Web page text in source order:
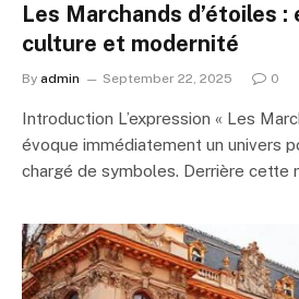
Les Marchands d’étoiles
culture et modernité
By admin September 22, 2025 0
Introduction L’expression « Les
évoque immédiatement un univers
chargé de symboles. Derrière cette